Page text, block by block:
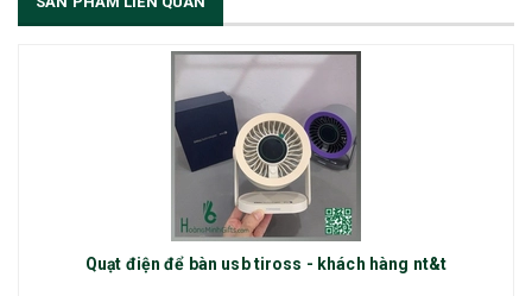
Quạt điện để bàn usb tiross - khách hàng nt&t